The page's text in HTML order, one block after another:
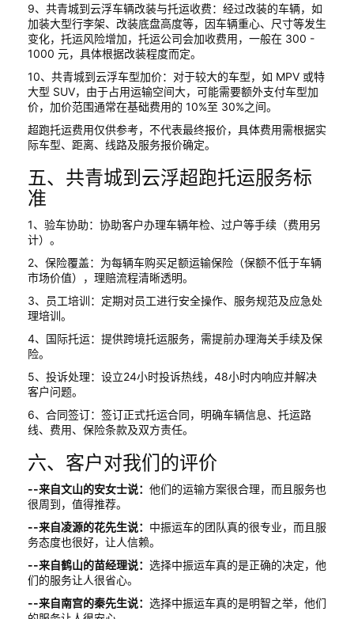
9、共青城到云浮车辆改装与托运收费：经过改装的车辆，如
加装大型行李架、改装底盘高度等，因车辆重心、尺寸等发生
变化，托运风险增加，托运公司会加收费用，一般在 300 -
1000 元，具体根据改装程度而定。
10、共青城到云浮车型加价：对于较大的车型，如 MPV 或特
大型 SUV，由于占用运输空间大，可能需要额外支付车型加
价，加价范围通常在基础费用的 10%至 30%之间。
超跑托运费用仅供参考，不代表最终报价，具体费用需根据实
际车型、距离、线路及服务报价确定。
五、共青城到云浮超跑托运服务标
准
1、验车协助：协助客户办理车辆年检、过户等手续（费用另
计）。
2、保险覆盖：为每辆车购买足额运输保险（保额不低于车辆
市场价值），理赔流程清晰透明。
3、员工培训：定期对员工进行安全操作、服务规范及应急处
理培训。
4、国际托运：提供跨境托运服务，需提前办理海关手续及保
险。
5、投诉处理：设立24小时投诉热线，48小时内响应并解决
客户问题。
6、合同签订：签订正式托运合同，明确车辆信息、托运路
线、费用、保险条款及双方责任。
六、客户对我们的评价
--来自文山的安女士说： 他们的运输方案很合理，而且服务也
很周到，值得推荐。
--来自凌源的花先生说： 中振运车的团队真的很专业，而且服
务态度也很好，让人信赖。
--来自鹤山的苗经理说： 选择中振运车真的是正确的决定，他
们的服务让人很省心。
--来自南宫的秦先生说： 选择中振运车真的是明智之举，他们